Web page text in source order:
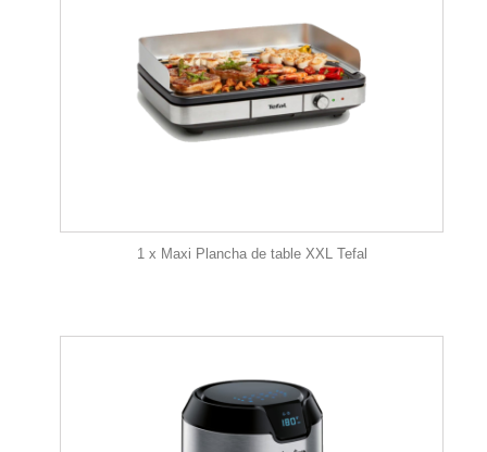
1 x Maxi Plancha de table XXL Tefal